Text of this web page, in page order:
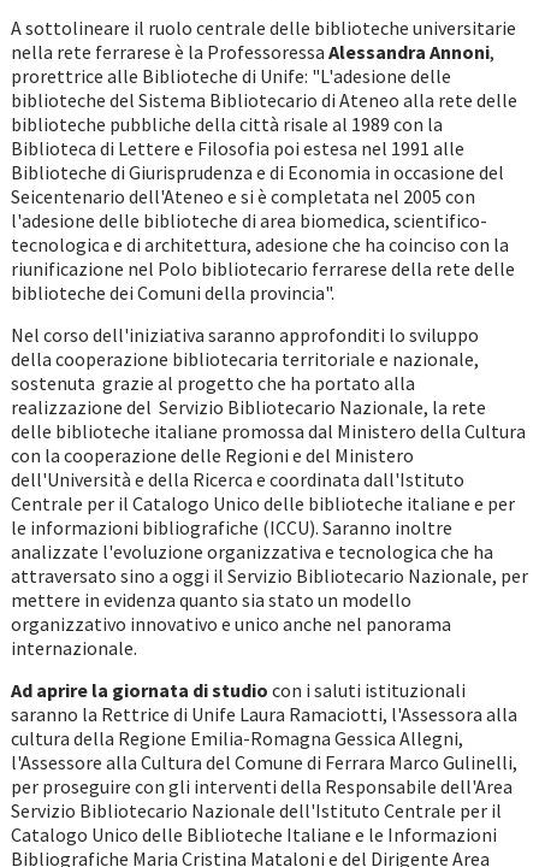
A sottolineare il ruolo centrale delle biblioteche universitarie
nella rete ferrarese è la Professoressa Alessandra Annoni,
prorettrice alle Biblioteche di Unife: "L'adesione delle
biblioteche del Sistema Bibliotecario di Ateneo alla rete delle
biblioteche pubbliche della città risale al 1989 con la
Biblioteca di Lettere e Filosofia poi estesa nel 1991 alle
Biblioteche di Giurisprudenza e di Economia in occasione del
Seicentenario dell'Ateneo e si è completata nel 2005 con
l'adesione delle biblioteche di area biomedica, scientifico-
tecnologica e di architettura, adesione che ha coinciso con la
riunificazione nel Polo bibliotecario ferrarese della rete delle
biblioteche dei Comuni della provincia".
Nel corso dell'iniziativa saranno approfonditi lo sviluppo
della cooperazione bibliotecaria territoriale e nazionale,
sostenuta grazie al progetto che ha portato alla
realizzazione del Servizio Bibliotecario Nazionale, la rete
delle biblioteche italiane promossa dal Ministero della Cultura
con la cooperazione delle Regioni e del Ministero
dell'Università e della Ricerca e coordinata dall'Istituto
Centrale per il Catalogo Unico delle biblioteche italiane e per
le informazioni bibliografiche (ICCU). Saranno inoltre
analizzate l'evoluzione organizzativa e tecnologica che ha
attraversato sino a oggi il Servizio Bibliotecario Nazionale, per
mettere in evidenza quanto sia stato un modello
organizzativo innovativo e unico anche nel panorama
internazionale.
Ad aprire la giornata di studio con i saluti istituzionali
saranno la Rettrice di Unife Laura Ramaciotti, l'Assessora alla
cultura della Regione Emilia-Romagna Gessica Allegni,
l'Assessore alla Cultura del Comune di Ferrara Marco Gulinelli,
per proseguire con gli interventi della Responsabile dell'Area
Servizio Bibliotecario Nazionale dell'Istituto Centrale per il
Catalogo Unico delle Biblioteche Italiane e le Informazioni
Bibliografiche Maria Cristina Mataloni e del Dirigente Area